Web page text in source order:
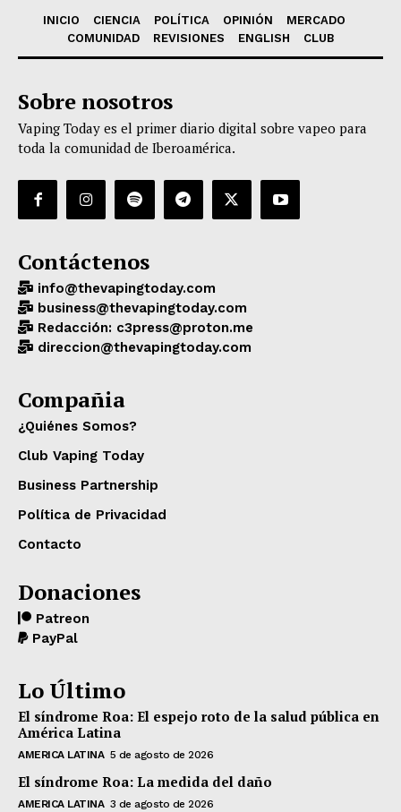
INICIO CIENCIA POLÍTICA OPINIÓN
MERCADO
COMUNIDAD
REVISIONES ENGLISH CLUB
Sobre nosotros
Vaping Today es el primer diario digital sobre vapeo para
toda la comunidad de Iberoamérica.
Contáctenos
info@thevapingtoday.com
business@thevapingtoday.com
Redacción: c3press@proton.me
direccion@thevapingtoday.com
Compañia
¿Quiénes Somos?
Club Vaping Today
Business Partnership
Política de Privacidad
Contacto
Donaciones
Patreon
PayPal
Lo Último
El síndrome Roa: El espejo roto de la salud pública en
América Latina
AMERICA LATINA 5 de agosto de 2026
El síndrome Roa: La medida del daño
AMERICA LATINA 3 de agosto de 2026